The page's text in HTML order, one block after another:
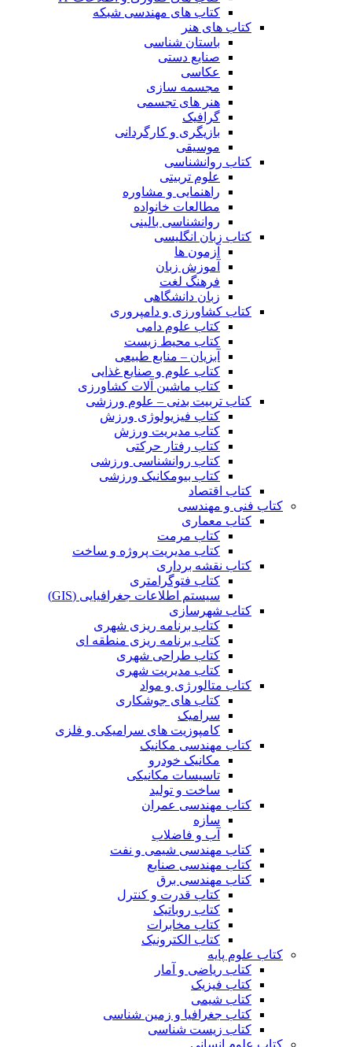
کتاب های مهندسی شبکه
کتاب های هنر
باستان شناسی
صنایع دستی
عکاسی
مجسمه سازی
هنر های تجسمی
گرافیک
بازیگری و کارگردانی
موسیقی
کتاب روانشناسی
علوم تربیتی
راهنمایی و مشاوره
مطالعات خانواده
روانشناسی بالینی
کتاب زبان انگلیسی
آزمون ها
آموزش زبان
فرهنگ لغت
زبان دانشگاهی
کتاب کشاورزی و دامپروری
کتاب علوم دامی
کتاب محیط زیست
آبزیان – منابع طبیعی
کتاب علوم و صنایع غذایی
کتاب ماشین آلات کشاورزی
کتاب تربیت بدنی – علوم ورزشی
کتاب فیزیولوژی ورزش
کتاب مدیریت ورزش
کتاب رفتار حرکتی
کتاب روانشناسی ورزشی
کتاب بیومکانیک ورزشی
کتاب اقتصاد
کتاب فنی و مهندسی
کتاب معماری
کتاب مرمت
کتاب مدیریت پروژه و ساخت
کتاب نقشه برداری
کتاب فتوگرامتری
سیستم اطلاعات جغرافیایی (GIS)
کتاب شهرسازی
کتاب برنامه ریزی شهری
کتاب برنامه ریزی منطقه ای
کتاب طراحی شهری
کتاب مدیریت شهری
کتاب متالورژی و مواد
کتاب های جوشکاری
سرامیک
کامپوزیت های سرامیکی و فلزی
کتاب مهندسی مکانیک
مکانیک خودرو
تاسیسات مکانیکی
ساخت و تولید
کتاب مهندسی عمران
سازه
آب و فاضلاب
کتاب مهندسی شیمی و نفت
کتاب مهندسی صنایع
کتاب مهندسی برق
کتاب قدرت و کنترل
کتاب روباتیک
کتاب مخابرات
کتاب الکترونیک
کتاب علوم پایه
کتاب ریاضی و آمار
کتاب فیزیک
کتاب شیمی
کتاب جغرافیا و زمین شناسی
کتاب زیست شناسی
کتاب علوم انسانی